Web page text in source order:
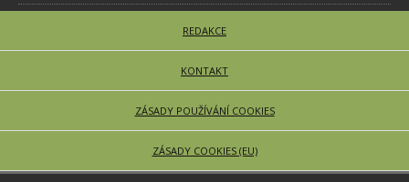
REDAKCE
KONTAKT
ZÁSADY POUŽÍVÁNÍ COOKIES
ZÁSADY COOKIES (EU)